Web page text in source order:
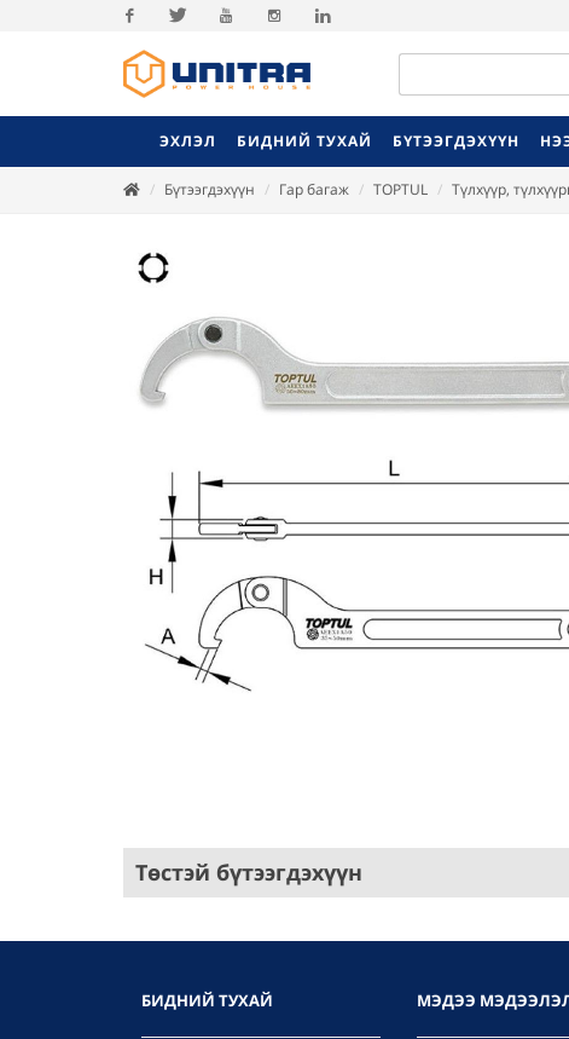
Facebook
ЭХЛЭЛ БИДНИЙ ТУХАЙ БҮТЭЭГДЭХҮҮН
Бүтээгдэхүүн Гар багаж TOPTUL Түлхүүр,
Төстэй бүтээгдэхүүн
БИДНИЙ ТУХАЙ МЭДЭЭ